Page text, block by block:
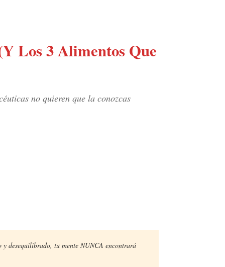
Los 3 Alimentos Que
no quieren que la conozcas
desequilibrado, tu mente NUNCA encontrará